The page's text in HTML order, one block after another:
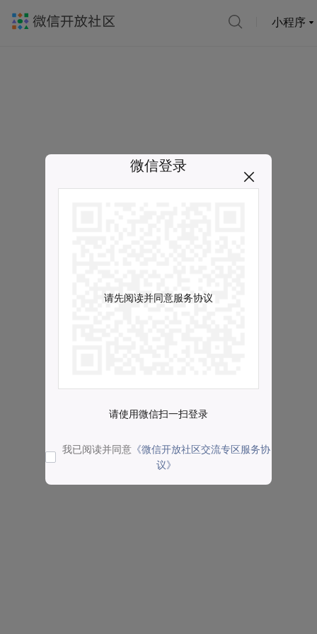
小程序
微信登录
请先阅读并同意服务协议
请使用微信扫一扫登录
我已阅读并同意 《微信开放社区交流专区服务协
议》